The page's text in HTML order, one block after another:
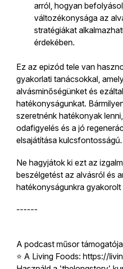
arról, hogyan
változékonysága az
stratégiákat
érdekében.
Ez az epizód tele van
gyakorlati tanácsokkal,
alvásminőségünket és
hatékonyságunkat.
szeretnénk hatékonyak
odafigyelés és a jó
elsajátítása kulcsfontosságú.
Ne hagyjátok ki ezt az
beszélgetést az alvásról és
hatékonyságunkra gyakorolt
------
A podcast műsor
⭐️ A Living Foods: https://